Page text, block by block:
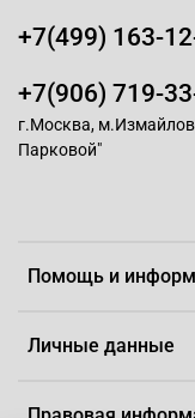
Помощь и
Личные данные
+7(499) 163-
+7(906) 719-
г.Москва,
Парковой"